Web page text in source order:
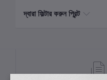
দ্বারা ফিল্টার করুন প্রিন্ট